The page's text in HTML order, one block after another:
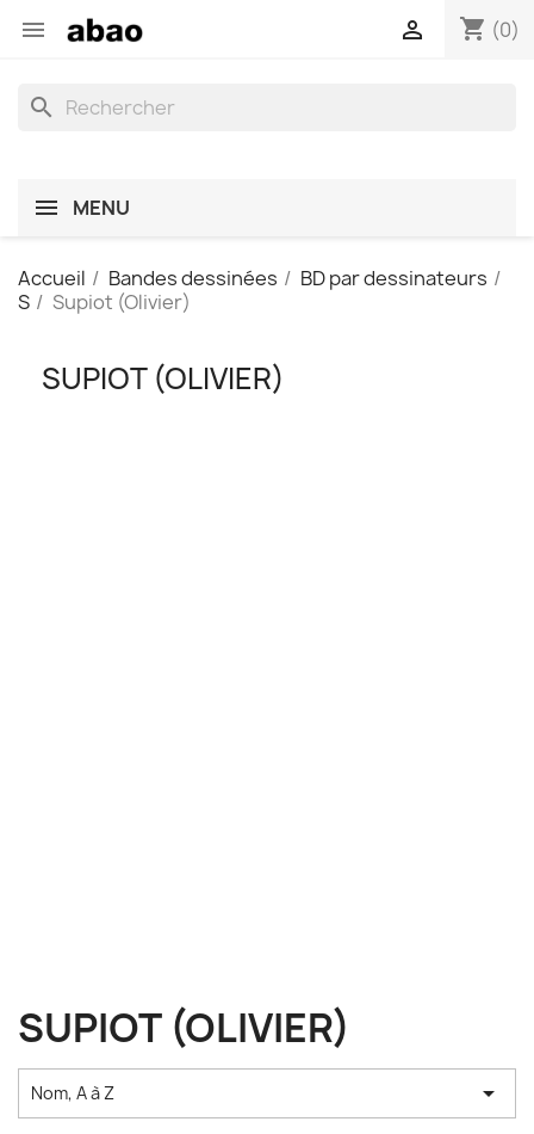
 shopping_cart (0)

search
MENU
Accueil Bandes dessinées
BD par dessinateurs
S
Supiot (Olivier)
SUPIOT (OLIVIER)
SUPIOT (OLIVIER)
Nom, A à Z 